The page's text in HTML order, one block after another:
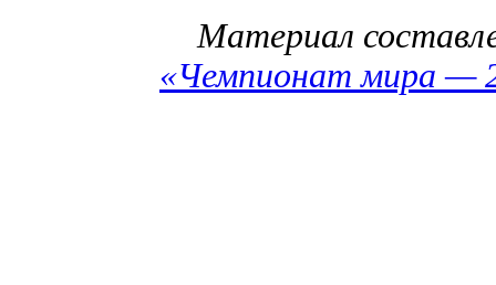
Материал
«Чемпионат мира —